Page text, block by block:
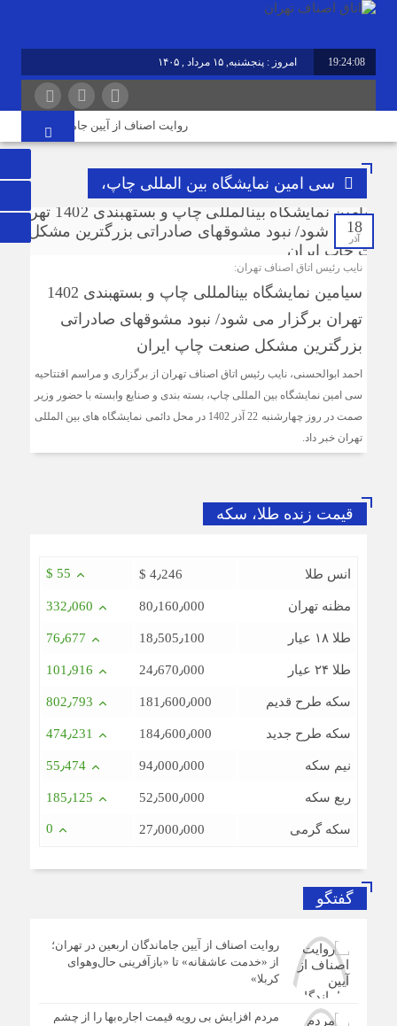
19:24:09 امروز : پنجشنبه, ۱۵ مرداد , ۱۴۰۵
روایت اصناف از آیین جاماندگان اربعین
سی امین نمایشگاه بین المللی چاپ،
18
آذر
نایب رئیس اتاق اصناف تهران:
سی‎امین نمایشگاه بین‎المللی چاپ و بسته‎بندی 1402
تهران برگزار می شود/ نبود مشوق‎های صادراتی
بزرگترین مشکل صنعت چاپ ایران
احمد ابوالحسنی، نایب رئیس اتاق اصناف تهران از برگزاری و مراسم افتتاحیه
سی امین نمایشگاه بین المللی چاپ، بسته بندی و صنایع وابسته با حضور وزیر
صمت در روز چهارشنبه 22 آذر 1402 در محل دائمی نمایشگاه های بین المللی
تهران خبر داد.
قیمت زنده طلا، سکه
انس طلا $ 4٫246 $ 55
مظنه تهران 80٫160٫000 332٫060
طلا ۱۸ عیار 18٫505٫100 76٫677
طلا ۲۴ عیار 24٫670٫000 101٫916
سکه طرح قدیم 181٫600٫000 802٫793
سکه طرح جدید 184٫600٫000 474٫231
نیم سکه 94٫000٫000 55٫474
ربع سکه 52٫500٫000 185٫125
سکه گرمی 27٫000٫000 0
گفتگو
روایت اصناف از آیین جاماندگان اربعین در تهران؛
از «خدمت عاشقانه» تا «بازآفرینی حال‌وهوای
کربلا»
مردم افزایش بی رویه قیمت اجاره‌بها را از چشم